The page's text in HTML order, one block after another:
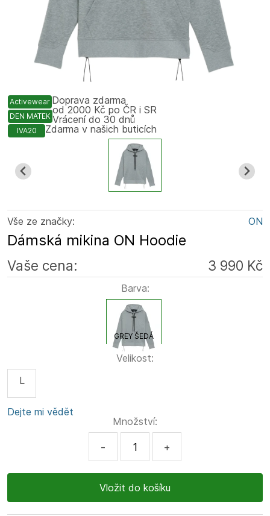
Activewear
DEN MATEK
IVA20
Vše ze značky: ON
Dámská mikina ON Hoodie
Vaše cena: 3 990 Kč
Barva:
GREY ŠEDÁ
Velikost:
L
Dejte mi vědět
Množství:
- +
Doprava zdarma
od 2000 Kč po ČR i SR
Vrácení do 30 dnů
Zdarma v našich buticích